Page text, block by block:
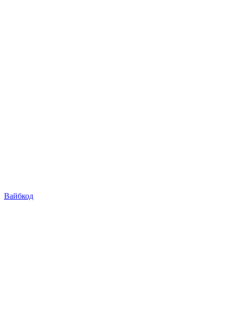
Вайбкод